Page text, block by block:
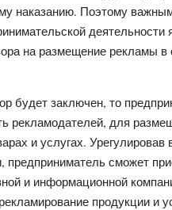
наказанию. Поэтому
деятельности
на размещение рекламы
будет заключен, то
рекламодателей, для
и услугах. Урегулировав
предприниматель сможет
и информационной
продукции и